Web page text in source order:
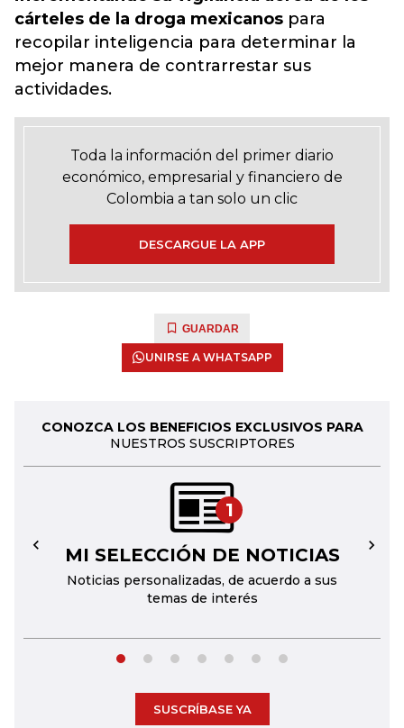
cárteles de la droga mexicanos para
recopilar inteligencia para determinar la
mejor manera de contrarrestar sus
actividades.
Toda la información del primer diario
económico, empresarial y financiero de
Colombia a tan solo un clic
DESCARGUE LA APP
GUARDAR
UNIRSE A WHATSAPP
CONOZCA LOS BENEFICIOS EXCLUSIVOS PARA
NUESTROS SUSCRIPTORES
1
MI SELECCIÓN DE NOTICIAS
Noticias personalizadas, de acuerdo a sus
temas de interés
← →
SUSCRÍBASE YA